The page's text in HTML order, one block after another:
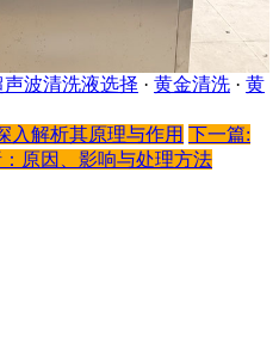
声波清洗液选择 · 黄金清洗 · 黄
入解析其原理与作用 下一篇:
原因、影响与处理方法